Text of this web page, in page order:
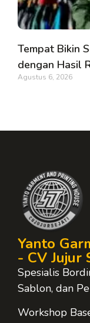
Tempat Bikin
dengan Hasil
Agustus 6, 2026
Yanto
- CV Jujur
Spesialis
Sablon, dan
Workshop